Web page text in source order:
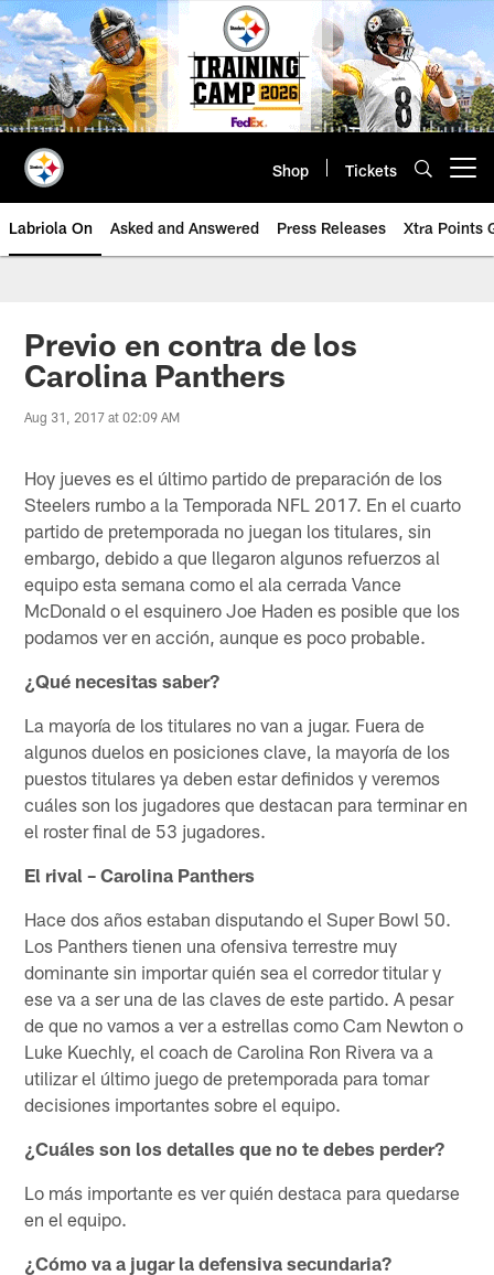
Skip
to
main
content
Shop Tickets
Labriola On Asked and Answered Press Releases Xtra Points
Previo en contra de los
Carolina Panthers
Aug 31, 2017 at 02:09 AM
Hoy jueves es el último partido de preparación de los
Steelers rumbo a la Temporada NFL 2017. En el cuarto
partido de pretemporada no juegan los titulares, sin
embargo, debido a que llegaron algunos refuerzos al
equipo esta semana como el ala cerrada Vance
McDonald o el esquinero Joe Haden es posible que los
podamos ver en acción, aunque es poco probable.
¿Qué necesitas saber?
La mayoría de los titulares no van a jugar. Fuera de
algunos duelos en posiciones clave, la mayoría de los
puestos titulares ya deben estar definidos y veremos
cuáles son los jugadores que destacan para terminar en
el roster final de 53 jugadores.
El rival – Carolina Panthers
Hace dos años estaban disputando el Super Bowl 50.
Los Panthers tienen una ofensiva terrestre muy
dominante sin importar quién sea el corredor titular y
ese va a ser una de las claves de este partido. A pesar
de que no vamos a ver a estrellas como Cam Newton o
Luke Kuechly, el coach de Carolina Ron Rivera va a
utilizar el último juego de pretemporada para tomar
decisiones importantes sobre el equipo.
¿Cuáles son los detalles que no te debes perder?
Lo más importante es ver quién destaca para quedarse
en el equipo.
¿Cómo va a jugar la defensiva secundaria?